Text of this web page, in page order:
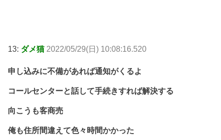
13: ダメ猫 2022/05/29(日) 10:08:16.520
申し込みに不備があれば通知がくるよ
コールセンターと話して手続きすれば解決する
向こうも客商売
俺も住所間違えて色々時間かかった